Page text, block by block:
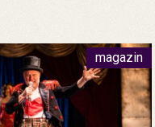
magazin